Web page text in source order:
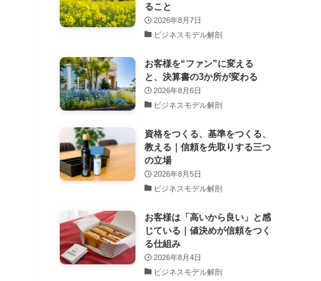
ること
2026年8月7日
ビジネスモデル解剖
お客様を“ファン”に変える
と、決算書の3か所が変わる
2026年8月6日
ビジネスモデル解剖
資格をつくる、基準をつくる、
教える｜信頼を先取りする三つ
の立場
2026年8月5日
ビジネスモデル解剖
お客様は「高いから良い」と感
じている｜値決めが信頼をつく
る仕組み
2026年8月4日
ビジネスモデル解剖